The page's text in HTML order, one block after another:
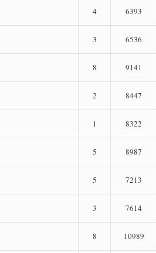
4 6393
3 6536
8 9141
2 8447
1 8322
5 8987
5 7213
3 7614
8 10989